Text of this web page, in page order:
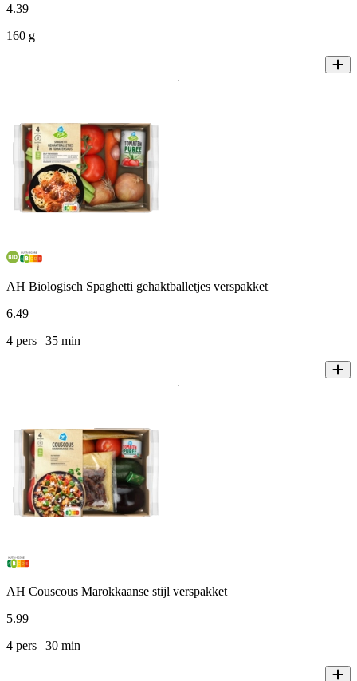
4.39
160 g
AH Biologisch Spaghetti gehaktballetjes verspakket
6.49
4 pers | 35 min
AH Couscous Marokkaanse stijl verspakket
5.99
4 pers | 30 min